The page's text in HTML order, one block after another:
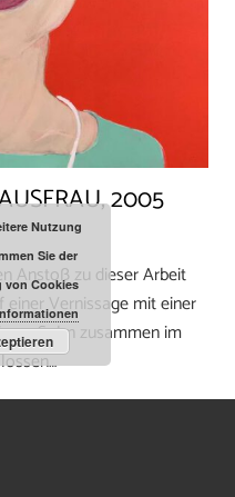
2005
Anstoß zu dieser Arbeit
Vernissage mit einer
Sohn zusammen im
Nutzung
Sie der
von Cookies